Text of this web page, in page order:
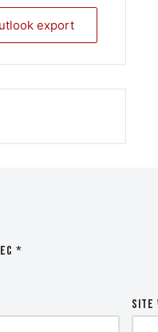
export
*
Site